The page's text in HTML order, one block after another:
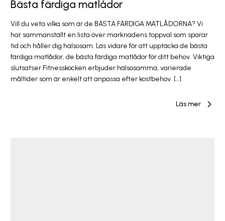
Bästa färdiga matlådor
Vill du veta vilka som är de BÄSTA FÄRDIGA MATLÅDORNA? Vi
har sammanställt en lista över marknadens toppval som sparar
tid och håller dig hälsosam. Läs vidare för att upptäcka de bästa
färdiga matlådor, de bästa färdiga matlådor för ditt behov. Viktiga
slutsatser Fitnesskocken erbjuder hälsosamma, varierade
måltider som är enkelt att anpassa efter kostbehov. […]
Läs mer